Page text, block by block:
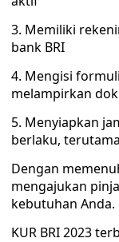
3. Memiliki
bank BRI
4. Mengisi
melampirkan
5. Menyiapkan
berlaku,
Dengan
mengajukan
kebutuhan Anda.
KUR BRI 2023